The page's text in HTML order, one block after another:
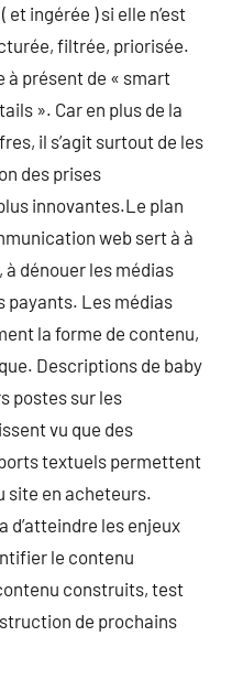
ingérée ) si elle n’est
filtrée, priorisée.
à présent de « smart
». Car en plus de la
il s’agit surtout de les
des prises
innovantes.Le plan
web sert à à
dénouer les médias
payants. Les médias
la forme de contenu,
Descriptions de baby
postes sur les
vu que des
textuels permettent
site en acheteurs.
d’atteindre les enjeux
le contenu
construits, test
de prochains